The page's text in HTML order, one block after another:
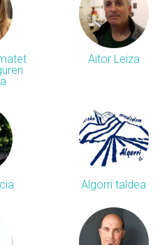
Aitor Leiza
Algorri taldea